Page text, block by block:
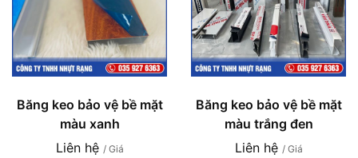
Băng keo bảo vệ bề mặt
màu xanh
Liên hệ / Giá
Băng keo bảo vệ bề mặt
màu trắng đen
Liên hệ / Giá